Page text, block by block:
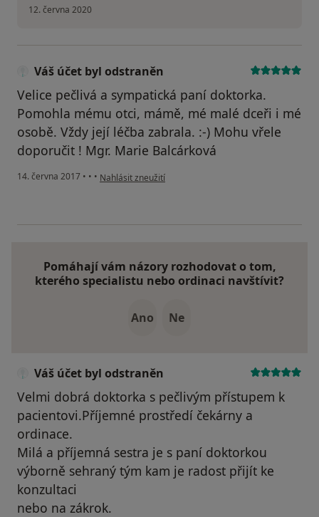
12. června 2020
Váš účet byl odstraněn
Velice pečlivá a sympatická paní doktorka.
Pomohla mému otci, mámě, mé malé dceři i mé
osobě. Vždy její léčba zabrala. :-) Mohu vřele
doporučit ! Mgr. Marie Balcárková
14. června 2017 • • • podle názoru uživatele Váš účet byl odstraněn
Nahlásit zneužití
Pomáhají vám názory rozhodovat o tom,
kterého specialistu nebo ordinaci navštívit?
Ano Ne
Váš účet byl odstraněn
Velmi dobrá doktorka s pečlivým přístupem k
pacientovi.Příjemné prostředí čekárny a
ordinace.
Milá a příjemná sestra je s paní doktorkou
výborně sehraný tým kam je radost přijít ke
konzultaci
nebo na zákrok.